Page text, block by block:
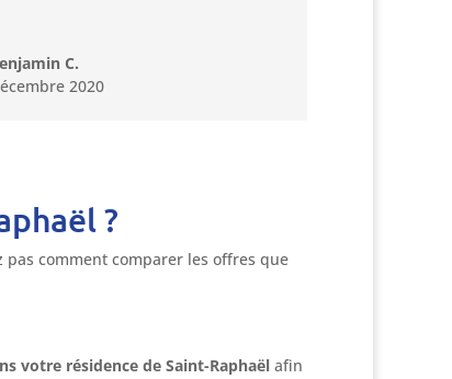
C.
2020
?
pas comment comparer les offres que
votre résidence de Saint-Raphaël afin